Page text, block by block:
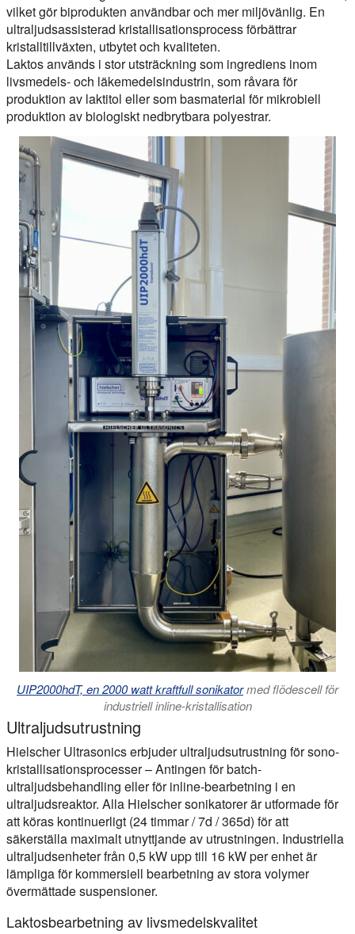
vilket gör biprodukten användbar och mer miljövänlig. En
ultraljudsassisterad kristallisationsprocess förbättrar
kristalltillväxten, utbytet och kvaliteten.
Laktos används i stor utsträckning som ingrediens inom
livsmedels- och läkemedelsindustrin, som råvara för
produktion av laktitol eller som basmaterial för mikrobiell
produktion av biologiskt nedbrytbara polyestrar.
UIP2000hdT, en 2000 watt kraftfull sonikatormed flödescell för
industriell inline-kristallisation
Ultraljudsutrustning
Hielscher Ultrasonics erbjuder ultraljudsutrustning för sono-
kristallisationsprocesser – Antingen för batch-
ultraljudsbehandling eller för inline-bearbetning i en
ultraljudsreaktor. Alla Hielscher sonikatorer är utformade för
att köras kontinuerligt (24 timmar / 7d / 365d) för att
säkerställa maximalt utnyttjande av utrustningen. Industriella
ultraljudsenheter från 0,5 kW upp till 16 kW per enhet är
lämpliga för kommersiell bearbetning av stora volymer
övermättade suspensioner.
Laktosbearbetning av livsmedelskvalitet